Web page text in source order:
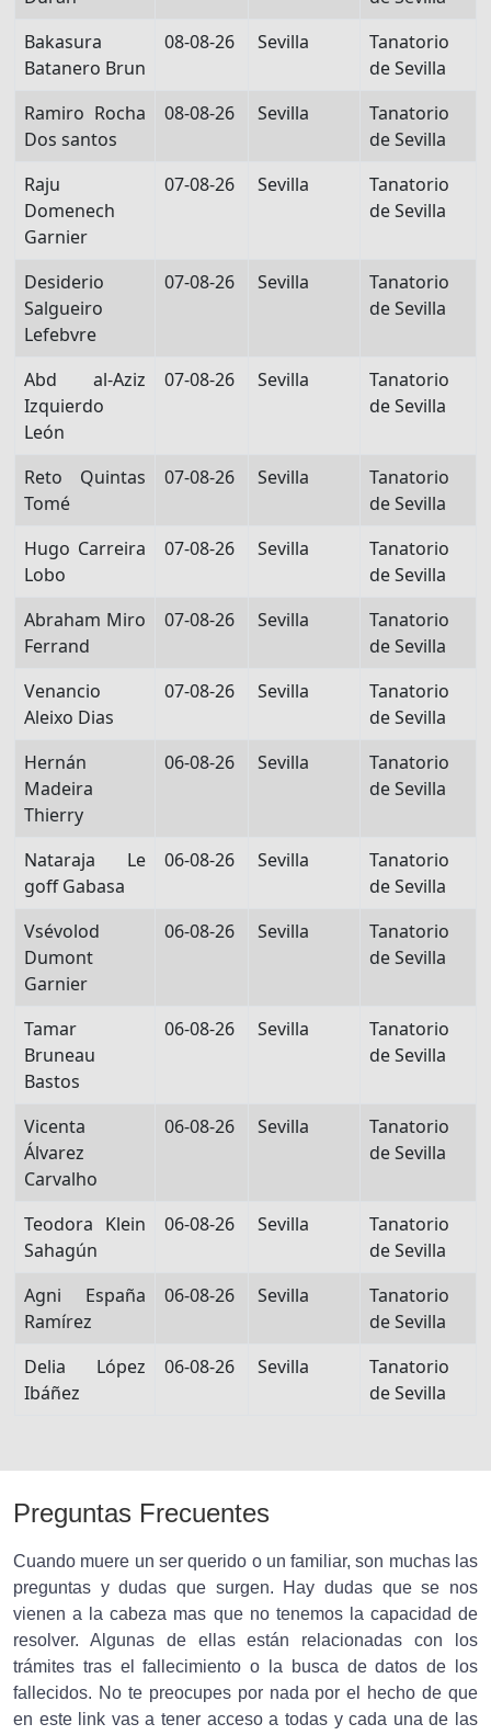
Bakasura
Batanero Brun
08-08-26 Sevilla
Tanatorio
de Sevilla
Ramiro Rocha
Dos santos
08-08-26 Sevilla
Tanatorio
de Sevilla
Raju
Domenech
Garnier
07-08-26 Sevilla
Tanatorio
de Sevilla
Desiderio
Salgueiro
Lefebvre
07-08-26 Sevilla
Tanatorio
de Sevilla
Abd al-Aziz
Izquierdo
León
07-08-26 Sevilla
Tanatorio
de Sevilla
Reto Quintas
Tomé
07-08-26 Sevilla
Tanatorio
de Sevilla
Hugo Carreira
Lobo
07-08-26 Sevilla
Tanatorio
de Sevilla
Abraham Miro
Ferrand
07-08-26 Sevilla
Tanatorio
de Sevilla
Venancio
Aleixo Dias
07-08-26 Sevilla
Tanatorio
de Sevilla
Hernán
Madeira
Thierry
06-08-26 Sevilla
Tanatorio
de Sevilla
Nataraja Le
goff Gabasa
06-08-26 Sevilla
Tanatorio
de Sevilla
Vsévolod
Dumont
Garnier
06-08-26 Sevilla
Tanatorio
de Sevilla
Tamar
Bruneau
Bastos
06-08-26 Sevilla
Tanatorio
de Sevilla
Vicenta
Álvarez
Carvalho
06-08-26 Sevilla
Tanatorio
de Sevilla
Teodora Klein
Sahagún
06-08-26 Sevilla
Tanatorio
de Sevilla
Agni España
Ramírez
06-08-26 Sevilla
Tanatorio
de Sevilla
Delia López
Ibáñez
06-08-26 Sevilla
Tanatorio
de Sevilla
Preguntas Frecuentes
Cuando muere un ser querido o un familiar, son muchas las
preguntas y dudas que surgen. Hay dudas que se nos
vienen a la cabeza mas que no tenemos la capacidad de
resolver. Algunas de ellas están relacionadas con los
trámites tras el fallecimiento o la busca de datos de los
fallecidos. No te preocupes por nada por el hecho de que
en este link vas a tener acceso a todas y cada una de las